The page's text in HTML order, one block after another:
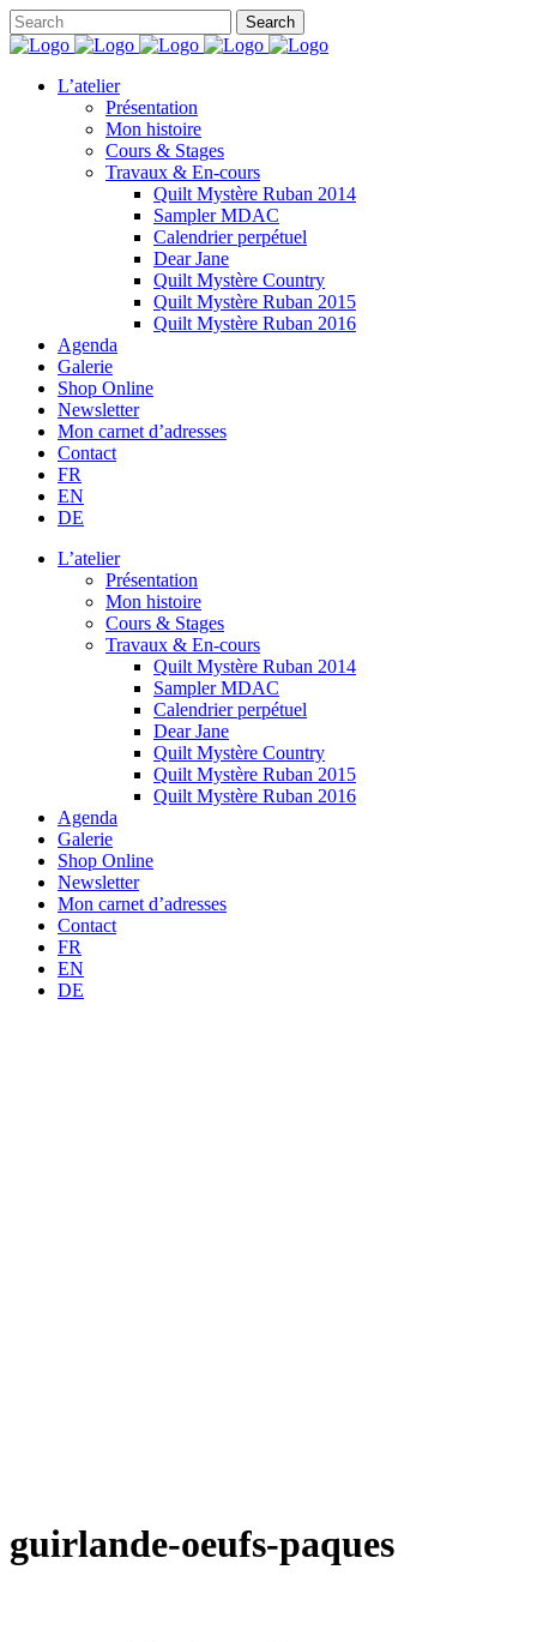
L’atelier
Présentation
Mon histoire
Cours & Stages
Travaux & En-cours
Quilt Mystère Ruban 2014
Sampler MDAC
Calendrier perpétuel
Dear Jane
Quilt Mystère Country
Quilt Mystère Ruban 2015
Quilt Mystère Ruban 2016
Agenda
Galerie
Shop Online
Newsletter
Mon carnet d’adresses
Contact
FR
EN
DE
L’atelier
Présentation
Mon histoire
Cours & Stages
Travaux & En-cours
Quilt Mystère Ruban 2014
Sampler MDAC
Calendrier perpétuel
Dear Jane
Quilt Mystère Country
Quilt Mystère Ruban 2015
Quilt Mystère Ruban 2016
Agenda
Galerie
Shop Online
Newsletter
Mon carnet d’adresses
Contact
FR
EN
DE
guirlande-oeufs-paques